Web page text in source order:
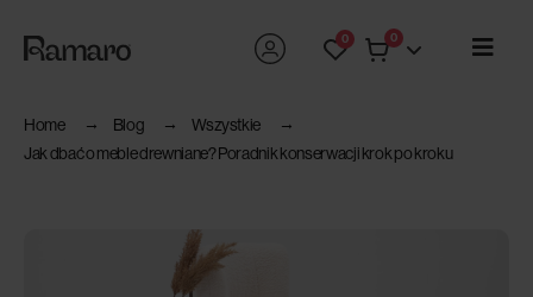
0 0
Home Blog
Wszystkie
Jak dbać o meble drewniane? Poradnik konserwacji krok po kroku